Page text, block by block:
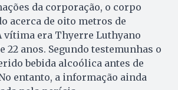
da corporação, o corpo
acerca de oito metros de
vítima era Thyerre Luthyano
22 anos. Segundo testemunhas o
bebida alcoólica antes de
entanto, a informação ainda